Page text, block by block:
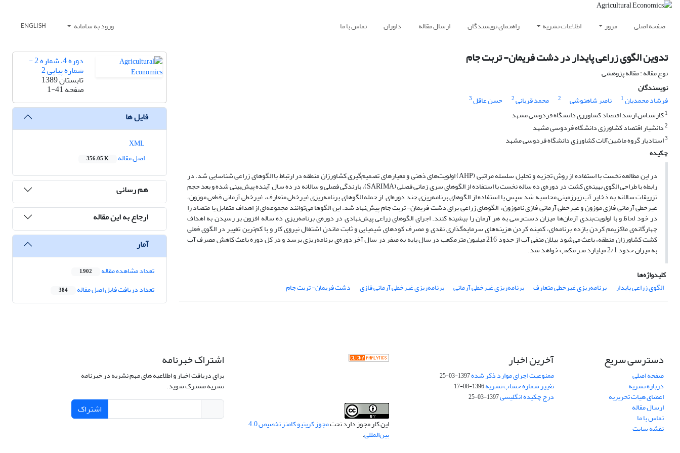
صفحه اصلی مرور اطلاعات نشریه راهنمای نویسندگان ارسال مقاله داوران تماس با ما ورود به سامانه ENGLISH
تدوین الگوی زراعی پایدار در دشت فریمان- تربت جام
نوع مقاله : مقاله پژوهشی
نویسندگان
فرشاد محمدیان1 ناصر شاهنوشی 2 محمد قربانی2 حسن عاقل3
1کارشناس ارشد اقتصاد کشاورزی دانشگاه فردوسی مشهد
2دانشیار اقتصاد کشاورزی دانشگاه فردوسی مشهد
3استادیار گروه ماشین‌آلات کشاورزی دانشگاه فردوسی مشهد
چکیده
در این مطالعه نخست با استفاده از روش تجزیه و تحلیل سلسله مراتبی (AHP) اولویت‌های ذهنی و معیارهای تصمیم‌گیری کشاورزان منطقه در ارتباط با الگوهای زراعی شناسایی شد. در
رابطه با طراحی الگوی بهینه‌ی کشت در دوره‌ی ده ساله نخست با استفاده از الگوهای سری زمانی فصلی (SARIMA)، بارندگی فصلی و سالانه در ده سال آینده پیش‌بینی شده و بعد حجم
تزریقات سالانه به ذخایر آب زیرزمینی محاسبه شد سپس با استفاده از الگوهای برنامه‌ریزی چند دوره‌ای از جمله الگوهای برنامه‌ریزی غیرخطی متعارف، غیرخطی آرمانی قطعی موزون،
غیرخطی آرمانی فازی موزون و غیرخطی آرمانی فازی ناموزون، الگوهای زراعی برای دشت فریمان- تربت جام پیش‌نهاد شد. این الگوها می‌توانند مجموعه‌ای از اهداف متقابل یا متضاد را
در خود لحاظ و با اولویت‌بندی آرمان‌ها میزان دست‌رسی به هر آرمان را بیشینه کنند. اجرای الگوهای زراعی پیش‌نهادی در دوره‌ی برنامه‌ریزی ده ساله افزون بر رسیدن به اهداف
چهارگانه‌ی ماکزیمم کردن بازده برنامه‌ای، کمینه کردن هزینه‌های سرمایه‌گذاری نقدی و مصرف کودهای شیمیایی و ثابت ماندن اشتغال نیروی کار و با کم‌ترین تغییر در الگوی فعلی
کشت کشاورزان منطقه، باعث می‌شود بیلان منفی آب از حدود 216 میلیون مترمکعب در سال پایه به صفر در سال آخر دوره‌ی برنامه‌ریزی برسد و در کل دوره باعث کاهش مصرف آب
به میزان حدود 2/1 میلیارد متر مکعب خواهد شد.
کلیدواژه‌ها
الگوی زراعی پایدار
برنامه‌ریزی غیرخطی متعارف برنامه‌ریزی غیرخطی آرمانی برنامه‌ریزی غیرخطی آرمانی فازی دشت فریمان- تربت جام
دوره 4، شماره 2 -
شماره پیاپی 2
تابستان 1389
صفحه1-41
فایل ها
اصل مقاله
356.05 K
هم رسانی
ارجاع به این مقاله
آمار
تعداد مشاهده مقاله 1,902
تعداد دریافت فایل اصل مقاله 384
دسترسی سریع
صفحه اصلی
درباره نشریه
اعضای هیات تحریریه
ارسال مقاله
تماس با ما
نقشه سایت
آخرین اخبار
ممنوعیت اجرای موارد ذکر شده1397-03-25
تغییر شماره حساب نشریه1396-08-17
درج چکیده انگلیسی1397-03-25
این کار مجوز دارد تحت مجوز کریتیو کامنز تخصیص 4.0
بین‌المللی.
اشتراک خبرنامه
برای دریافت اخبار و اطلاعیه های مهم نشریه در خبرنامه
نشریه مشترک شوید.
اشتراک